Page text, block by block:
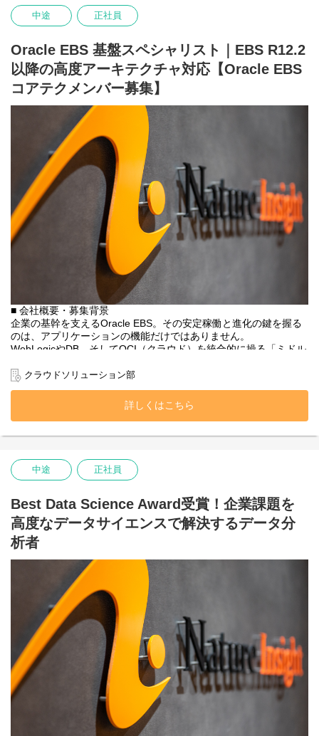
クライアントは中堅・中小企業を中心に、広告業や小売業、さら
には宇宙開発事業まで多岐にわたります。
て、顧客の経営層や業務部門と直接コミュニケーションを取りな
がら進めます。
最初はあなたの強みである「設計〜開発〜テスト」のフェーズか
ら入っていただき、
徐々に「業務ヒアリング」や「要件定義」といった最上流工程へ
と活躍の場を広げていくことが可能な環境です。
■組織構成：
2023年1月に新設・昇格したばかりの【ERPソリューション部】へ
の配属となります。
立ち上げ期の新しい部署だからこそ、古い慣習やガチガチのルー
ルはありません。
「もっとこうした方が顧客のためになる」「新しいツールを試し
たい」といったアイデアが通りやすく、自分のやりたいことに裁
量を持って挑戦できる非常に自由で風通しの良い環境です。
また、組織の拡大に伴って新たなマネジメントポストも順次発生
しているため、実力と希望に応じて早期に責任ある立場を目指せ
まずは専任の研修担当からNetSuite等のERP製品知識をしっかり学
んでいただきます。
その後、適性に応じたプロジェクトへリーダー候補としてアサイ
ン。早期から現場の舵取りをお任せします。
中途 正社員
Oracle EBS 基盤スペシャリスト｜EBS R12.2
以降の高度アーキテクチャ対応【Oracle EBS
コアテクメンバー募集】
■ 会社概要・募集背景
企業の基幹を支えるOracle EBS。その安定稼働と進化の鍵を握る
のは、アプリケーションの機能だけではありません。
WebLogicやDB、そしてOCI（クラウド）を統合的に操る「ミドル
私たちは、EBS R12.2以降の複雑なアーキテクチャを熟知し、
OCIへのリフト＆シフトを技術側面から牽引する、国内でも数少な
い「EBSコアテク」に特化したチームです。
今回、加速するクラウド移行需要に応えるため、
■職種内容
HTTP Server）およびDB層の設計・構築・最適化をお任せしま
す。
▼ 具体的には
・次世代基盤の設計・構築：EBS R12.2のインストール、Rapid
Cloneを用いた環境複製、ミドルウェア全体の最適化設計。
・高可用なメンテナンス設計： オンラインパッチ（ADOP）の運
用設計や、システムを止めないためのCPU/PSUパッチ適用計画の
・OCIへのトランスフォーメーション： オンプレミスEBSのOCI移
行（Lift & Shift）設計、Cloud Managerを活用した高度な自動化の
実装。
・パフォーマンス・チューニング： コンカレント・マネージャの
最適化、JVMチューニング、ネットワーク遅延の解消などのパフ
ォーマンスの最大化。
■このポジションの専門性
プログラムのソースコードを書くのではなく、
「システムが動く環境そのもの」をプログラムするように構築し
クラウドソリューション部
詳しくはこちら
中途 正社員
Best Data Science Award受賞！企業課題を
高度なデータサイエンスで解決するデータ分
析者